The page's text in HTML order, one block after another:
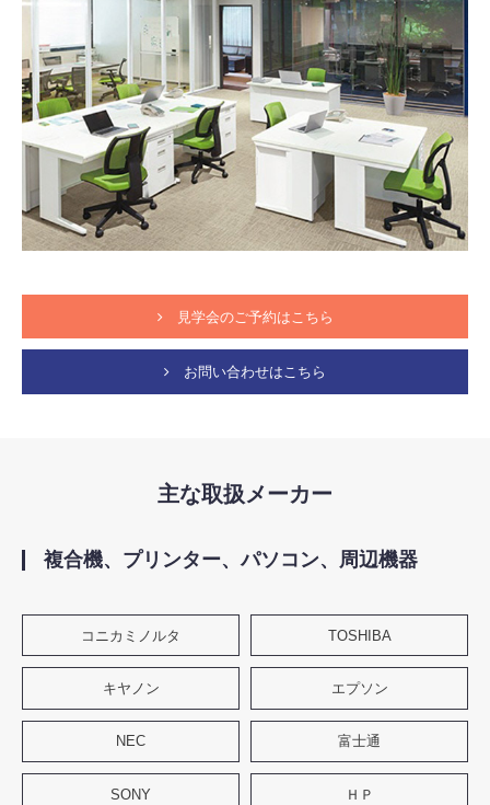
見学会のご予約はこちら
お問い合わせはこちら
主な取扱メーカー
複合機、プリンター、パソコン、周辺機器
コニカミノルタ TOSHIBA
キヤノン エプソン
NEC 富士通
SONY ＨＰ
お知らせ
お問い合わせ
個人情報保護方針
サイトポリシー
TEL0285-83-4139